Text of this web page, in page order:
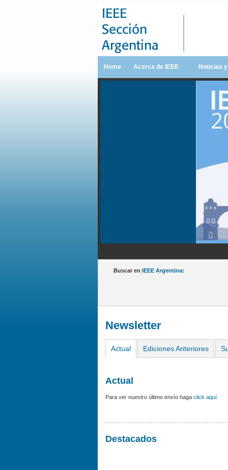
Home Acerca de IEEE Noticias
Buscar en IEEE Argentina:
Newsletter
Actual Ediciones Anteriores
Actual
Para ver nuestro último envío haga click aquí
Destacados